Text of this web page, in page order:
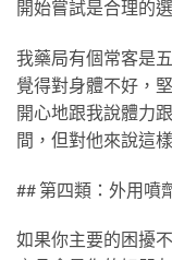
開始嘗試是合理的
我藥局有個常客是
覺得對身體不好，
開心地跟我說體力
間，但對他來說這
## 第四類：外用噴
如果你主要的困擾